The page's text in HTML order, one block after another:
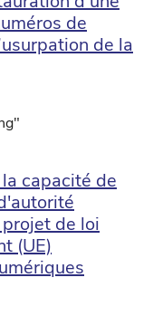
de
de la
capacité de
de loi
(UE)